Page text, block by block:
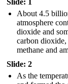
Slide: 1
About 4.5
atmosphere
dioxide and
carbon
methane and
Slide: 2
As the